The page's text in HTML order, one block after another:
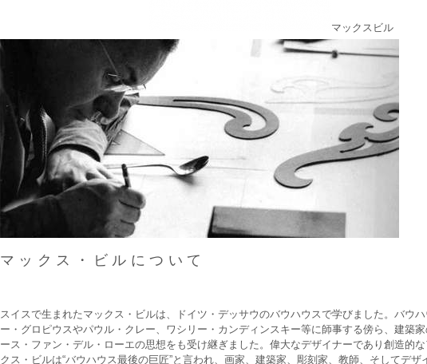
マックスビル
マックス・ビルについて
スイスで生まれたマックス・ビルは、ドイツ・デッサウのバウハウスで学びました。バウ
ー・グロピウスやパウル・クレー、ワシリー・カンディンスキー等に師事する傍ら、建築
ース・ファン・デル・ローエの思想をも受け継ぎました。偉大なデザイナーであり創造的
クス・ビルは“バウハウス最後の巨匠”と言われ、画家、建築家、彫刻家、教師、そしてデ